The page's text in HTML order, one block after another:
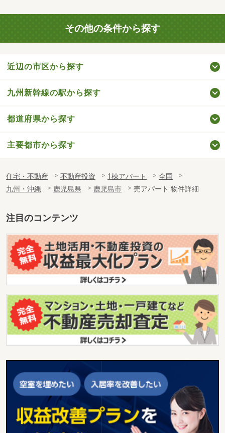
その他の条件から探す
近辺の市区から探す
九州新幹線の駅から探す
都道府県から探す
主要都市から探す
住宅・不動産 不動産投資 1棟アパート
全国
九州・沖縄
鹿児島県 鹿児島市 売アパート 物件詳細
注目のコンテンツ